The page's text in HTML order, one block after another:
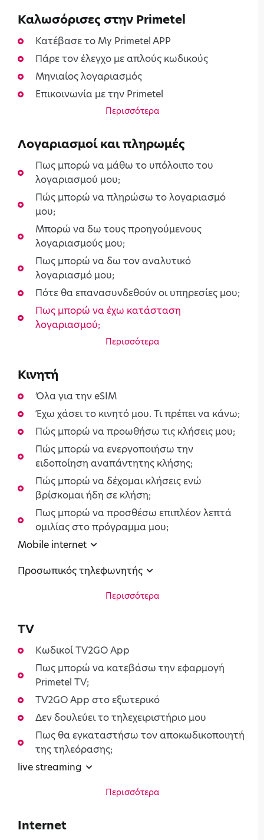
Kαλωσόρισες στην Primetel
Κατέβασε το My Primetel APP
Πάρε τον έλεγχο με απλούς κωδικούς
Μηνιαίος λογαριασμός
Επικοινωνία με την Primetel
Περισσότερα
Λογαριασμοί και πληρωμές
Πως μπορώ να μάθω το υπόλοιπο του
λογαριασμού μου;
Πώς μπορώ να πληρώσω το λογαριασμό
μου;
Μπορώ να δω τους προηγούμενους
λογαριασμούς μου;
Πως μπορώ να δω τον αναλυτικό
λογαριασμό μου;
Πότε θα επανασυνδεθούν οι υπηρεσίες μου;
Πως μπορώ να έχω κατάσταση
λογαριασμού;
Περισσότερα
Κινητή
Όλα για την eSIM
Έχω χάσει το κινητό μου. Τι πρέπει να κάνω;
Πώς μπορώ να προωθήσω τις κλήσεις μου;
Πώς μπορώ να ενεργοποιήσω την
ειδοποίηση αναπάντητης κλήσης;
Πώς μπορώ να δέχομαι κλήσεις ενώ
βρίσκομαι ήδη σε κλήση;
Πως μπορώ να προσθέσω επιπλέον λεπτά
ομιλίας στο πρόγραμμα μου;
Mobile internet
Προσωπικός τηλεφωνητής
Περισσότερα
TV
Κωδικοί TV2GO App
Πως μπορώ να κατεβάσω την εφαρμογή
Primetel TV;
TV2GO App στο εξωτερικό
Δεν δουλεύει το τηλεχειριστήριο μου
Πως θα εγκαταστήσω τον αποκωδικοποιητή
της τηλεόρασης;
live streaming
Περισσότερα
Internet